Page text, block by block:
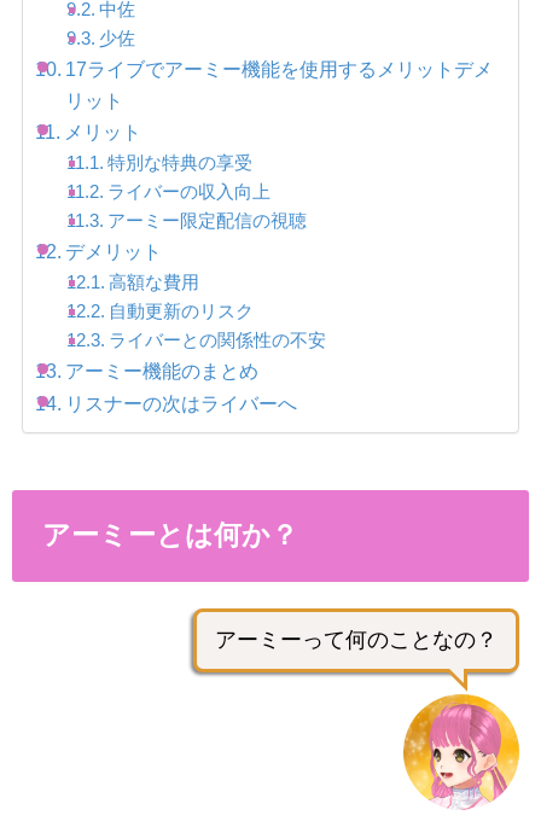
中佐
少佐
17ライブでアーミー機能を使用するメリットデメ
リット
メリット
特別な特典の享受
ライバーの収入向上
アーミー限定配信の視聴
デメリット
高額な費用
自動更新のリスク
ライバーとの関係性の不安
アーミー機能のまとめ
リスナーの次はライバーへ
アーミーとは何か？
アーミーって何のことなの？